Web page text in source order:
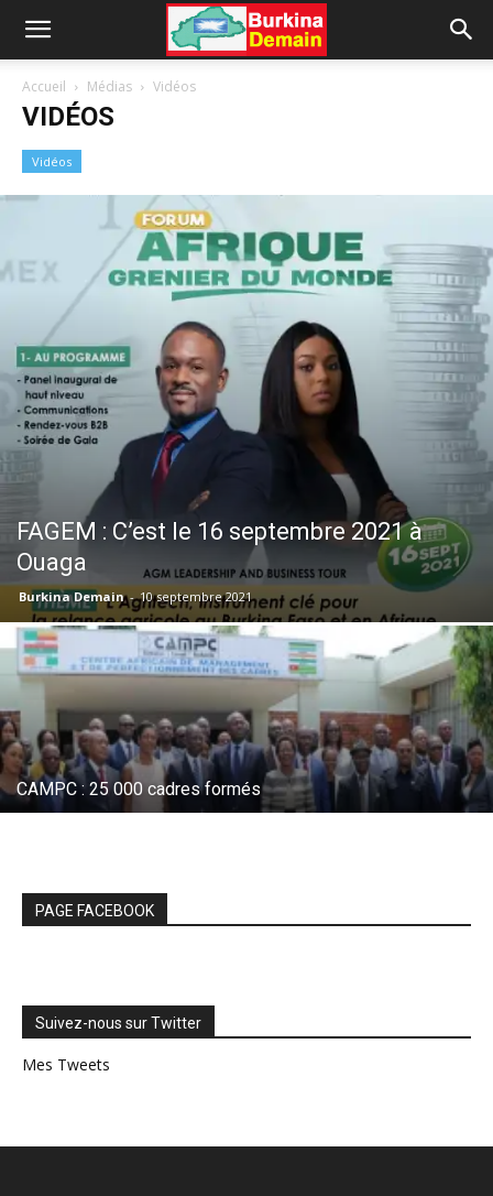
Accueil Médias Vidéos
VIDÉOS
Vidéos
FAGEM : C’est le 16 septembre 2021 à
Ouaga
Burkina Demain - 10 septembre 2021
CAMPC : 25 000 cadres formés
PAGE FACEBOOK
Suivez-nous sur Twitter
Mes Tweets